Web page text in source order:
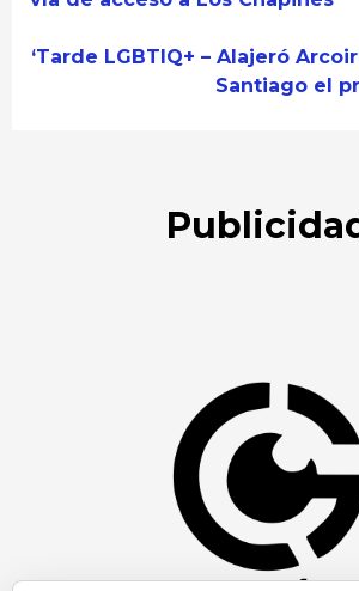
‘Tarde LGBTIQ+ – Alajeró
Santiago el